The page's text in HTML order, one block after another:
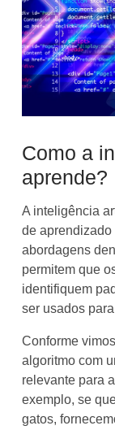
Como a
aprende?
A inteligência
de
abordagens
permitem que
identifiquem
ser usados
Conforme
algoritmo com
relevante para
exemplo, se
gatos,